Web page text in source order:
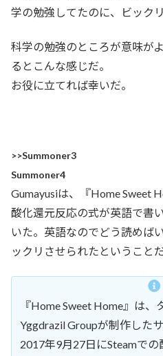
学の勉強してたのに、ビック
科学の勉強のところが意味が
るとこんな感じだ。
お役に立てれば幸いだ。
>>Summoner3
Summoner4
Gumayusiは、『Home Sweet
酸化還元反応の式が英語で書
いた。英語なのでどう読めば
ックリさせられたということだ
『Home Sweet Home』は
Yggdrazil Groupが制作した
2017年9月27日にSteamで